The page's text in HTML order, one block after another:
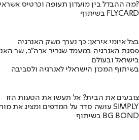
מה ההבדל בין מועדון תעופה וכרטיס אשראי?
בשיתוף FLYCARD
בצל איומי איראן: כך נערך משק האנרגיה
פסגת האנרגיה במעמד שגריר ארה"ב, שר
בישראל ובעולם
בשיתוף המכון הישראלי לאנרגיה ולסביבה
צובעים את הבית? אל תעשו את הטעות הזו
מומחה BG BOND עושה סדר על המדפים ומציג את מותג הצבע SIMPLY
בשיתוף BG BOND